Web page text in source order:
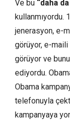
Ve bu “daha
kullanmıyordu.
jenerasyon, e-
görüyor, e-
görüyor ve
ediyordu.
Obama
telefonuyla
kampanyaya